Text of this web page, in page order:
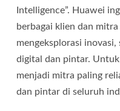
Intelligence”. Huawei
berbagai klien dan
mengeksplorasi
digital dan pintar.
menjadi mitra paling
dan pintar di seluruh